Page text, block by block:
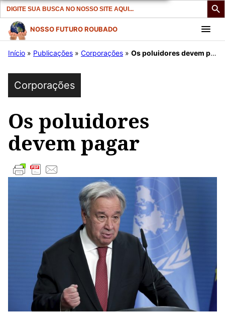
Search
for:
Pular
para
conteúdo
NOSSO FUTURO ROUBADO
Início » Publicações » Corporações » Os poluidores devem pagar
Corporações
Os poluidores
devem pagar